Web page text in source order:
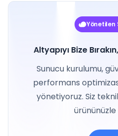
Yönetilen
Altyapıyı Bize
Sunucu kurulumu,
performans
yönetiyoruz. Siz
ürününüzle